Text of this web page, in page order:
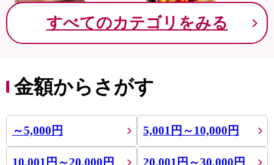
すべてのカテゴリをみる
金額からさがす
～5,000円 5,001円～10,000円
10,001円～20,000円 20,001円～30,000円